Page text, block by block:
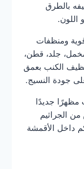
بالطرق
اللون.
ومنظفات
جلد، قطن،
الكنب بعمق
جودة النسيج.
مظهرًا جديدًا
الجراثيم
داخل الأقمشة